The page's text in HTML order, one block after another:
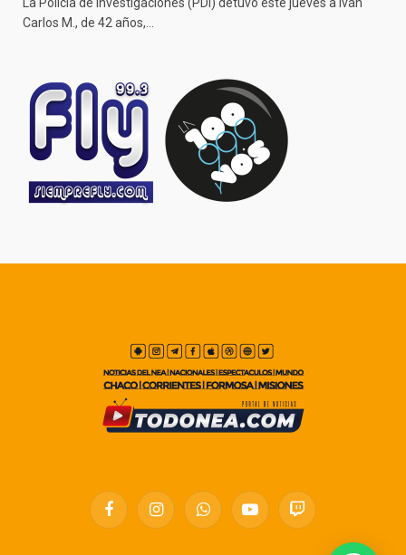
La Policía de Investigaciones (PDI) detuvo este jueves a Iván
Carlos M., de 42 años,…
FacebookInstagramWhatsAppYouTubeTwitch